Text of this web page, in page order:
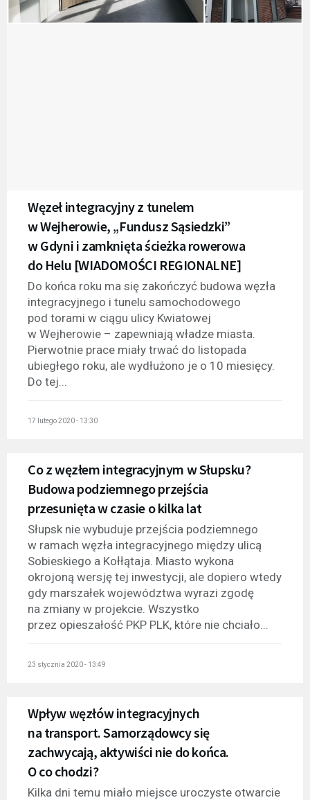
Węzeł integracyjny z tunelem
w Wejherowie, „Fundusz Sąsiedzki”
w Gdyni i zamknięta ścieżka rowerowa
do Helu [WIADOMOŚCI REGIONALNE]
Do końca roku ma się zakończyć budowa węzła
integracyjnego i tunelu samochodowego
pod torami w ciągu ulicy Kwiatowej
w Wejherowie – zapewniają władze miasta.
Pierwotnie prace miały trwać do listopada
ubiegłego roku, ale wydłużono je o 10 miesięcy.
Do tej...
17 lutego 2020 - 13:30
Co z węzłem integracyjnym w Słupsku?
Budowa podziemnego przejścia
przesunięta w czasie o kilka lat
Słupsk nie wybuduje przejścia podziemnego
w ramach węzła integracyjnego między ulicą
Sobieskiego a Kołłątaja. Miasto wykona
okrojoną wersję tej inwestycji, ale dopiero wtedy
gdy marszałek województwa wyrazi zgodę
na zmiany w projekcie. Wszystko
przez opieszałość PKP PLK, które nie chciało...
23 stycznia 2020 - 13:49
Wpływ węzłów integracyjnych
na transport. Samorządowcy się
zachwycają, aktywiści nie do końca.
O co chodzi?
Kilka dni temu miało miejsce uroczyste otwarcie